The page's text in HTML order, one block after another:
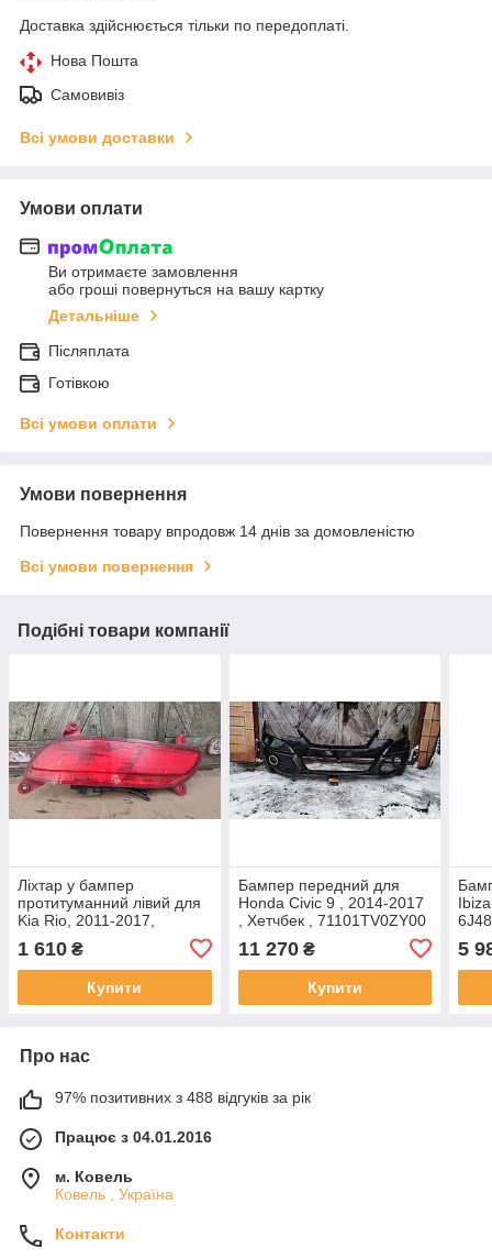
Доставка здійснюється тільки по передоплаті.
Нова Пошта
Самовивіз
Всі умови доставки
Умови оплати
Ви отримаєте замовлення
або гроші повернуться на вашу картку
Детальніше
Післяплата
Готівкою
Всі умови оплати
Умови повернення
Повернення товару впродовж 14 днів за домовленістю
Всі умови повернення
Подібні товари компанії
Ліхтар у бампер
протитуманний лівий для
Kia Rio, 2011-2017,
1 610 ₴
Купити
Бампер передний для
Honda Civic 9 , 2014-2017
, Хетчбек , 71101TV0ZY00
11 270₴
Купити
5
Про нас
97% позитивних з 488 відгуків за рік
Працює з 04.01.2016
м. Ковель
Ковель , Україна
Контакти